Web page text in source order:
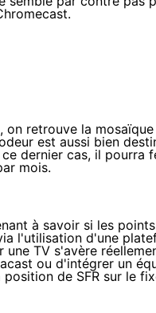
.
on retrouve la
est aussi bien
dernier cas, il pourra
mois.
à savoir si les
l'utilisation d'une
une TV s'avère
ou d'intégrer un
de SFR sur le